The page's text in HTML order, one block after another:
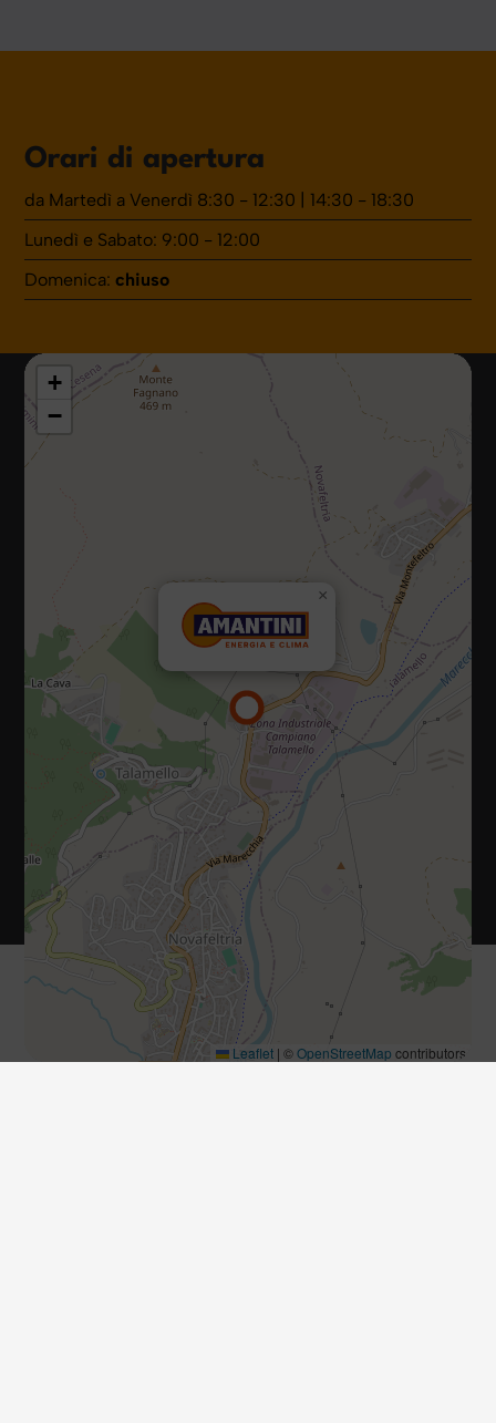
Orari di apertura
da Martedì a Venerdì 8:30 - 12:30 | 14:30 - 18:30
Lunedì e Sabato: 9:00 - 12:00
Domenica:chiuso
×
+
−
Leaflet | ©OpenStreetMap contributors
47867 Via Campiano, 10, Talamello (Rimini)
0541 920035
E-mail: info@amantiniclima.it
P.IVA 01073470419
Privacy policy
Cookie policy
Diritti riservati 2025 - 2026
Sito realizzato da IDlab